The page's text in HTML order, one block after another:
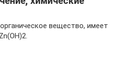
вещество, имеет